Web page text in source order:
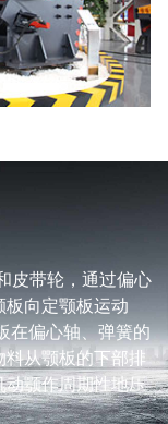
皮带轮，通过偏心
板向定颚板运动
在偏心轴、弹簧的
从颚板的下部排
动颚作周期性地压